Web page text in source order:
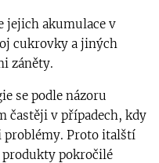
jejich akumulace v
cukrovky a jiných
záněty.
se podle názoru
častěji v případech, kdy
problémy. Proto italští
produkty pokročilé